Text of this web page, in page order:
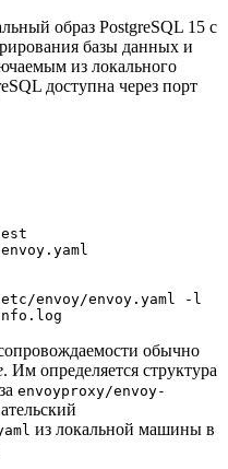
образ PostgreSQL 15 с
базы данных и
из локального
доступна через порт
envoy/envoy.yaml -l
обычно
. Им определяется структура
envoyproxy/envoy-
из локальной машины в